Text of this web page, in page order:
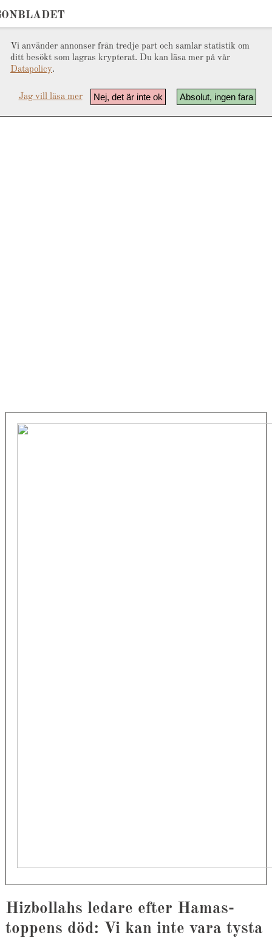
Vi använder annonser från tredje part och samlar statistik om
ditt besökt som lagras krypterat. Du kan läsa mer på vår
Datapolicy.
Absolut, ingen fara
Nej, det är inte ok
Jag vill läsa mer
Hizbollahs ledare efter Hamas-
toppens död: Vi kan inte vara tysta